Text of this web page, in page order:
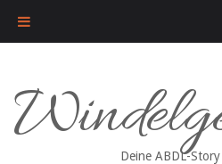
content
Deine ABDL-